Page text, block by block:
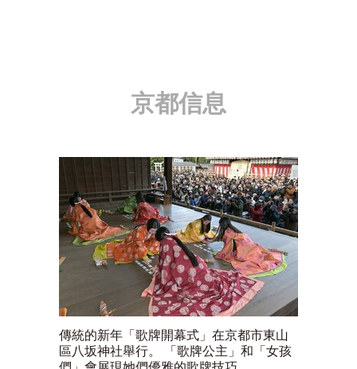
京都信息
傳統的新年「歌牌開幕式」在京都市東山
區八坂神社舉行。 「歌牌公主」和「女孩